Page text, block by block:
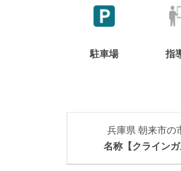
駐車場 指
兵庫県 朝来市の
名称【クラインガ